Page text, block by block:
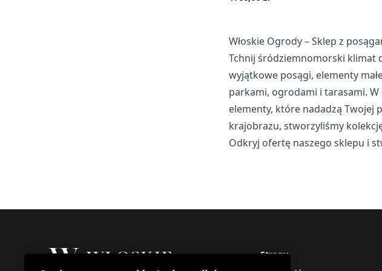
Włoskie Ogrody – Sklep z
Tchnij śródziemnomorski klimat
wyjątkowe posągi, elementy
parkami, ogrodami i tarasami.
elementy, które nadadzą Twojej
krajobrazu, stworzyliśmy
Odkryj ofertę naszego sklepu i
Strony
Marketingowe pliki cookie stosowane są w celu
wyświetlanie reklam, które są istotne i interesujące
wydawców i reklamodawców strony trzeciej.
Nieklasyfikowane
Nieklasyfikowane pliki cookie, to pliki, które są w